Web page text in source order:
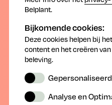
Importtoleranties
Consumenten in Europa
een ruim aanbod, gaande van
gewassen (papaya, bananen,
vanzelfsprekend. Gedurende
handel in landbouwproducten
waarborgen, en om de
verzekeren, worden maximale
importtoleranties (IT’s) voor
gehanteerd.
Belplant.
Bijkomende cookies:
Deze cookies helpen bij
content en het creëren
beleving.
geselecteerde en
Analyse en